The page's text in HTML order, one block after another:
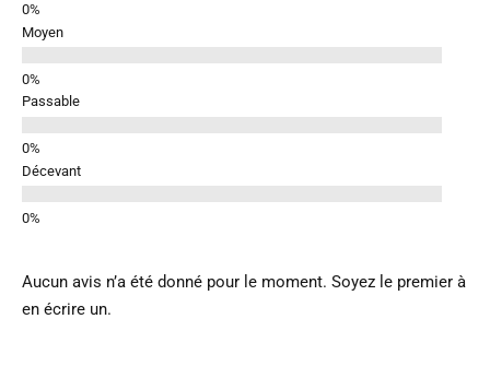
Moyen
Passable
Décevant
Aucun avis n’a été donné pour le moment. Soyez le premier à
en écrire un.